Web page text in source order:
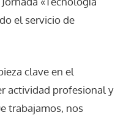
el servicio de
clave en el
actividad profesional y
trabajamos, nos